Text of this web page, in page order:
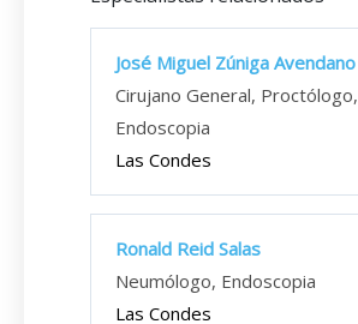
José Miguel Zúniga Avendano
Cirujano General, Proctólogo,
Endoscopia
Las Condes
Ronald Reid Salas
Neumólogo, Endoscopia
Las Condes